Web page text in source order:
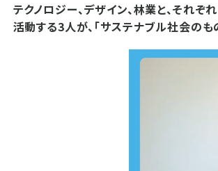
テクノロジー、デザイン、林業と、それ
活動する3人が、「サステナブル社会のも